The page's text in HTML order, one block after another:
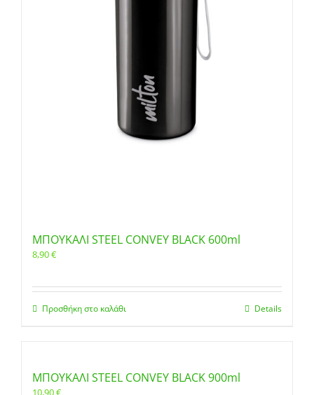
ΜΠΟΥΚΑΛΙ STEEL CONVEY BLACK 600ml
8,90€
Προσθήκη στο καλάθι Details
ΜΠΟΥΚΑΛΙ STEEL CONVEY BLACK 900ml
10,90€